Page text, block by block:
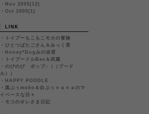
・ Nov 2005(12)
・ Oct 2005(1)
LINK
・
トイプーもこもこモカの冒険
・ ひとつばたごさん＆みっく君
・ Honey*Dogみの吉君
・
トイプードルBee＆武蔵
・ のびのび ポップ♪（（プード
ル））
・ HAPPY POODLE
・ 黒ぷぅmoko＆白ぷぅｎａｎａのマ
イペースな日々
・ モコのオレさま日記